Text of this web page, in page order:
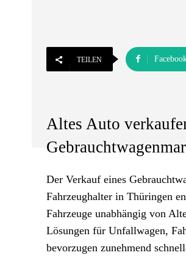
TEILEN
Altes Auto
Der Verkauf eines
Fahrzeughalter in Thüringen
Fahrzeuge unabhängig von
Lösungen für Unfallwagen,
bevorzugen zunehmend